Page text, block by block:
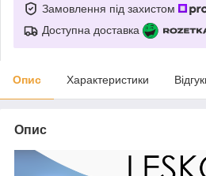
Замовлення під захистом
Доступна доставка
Опис Характеристики
Опис